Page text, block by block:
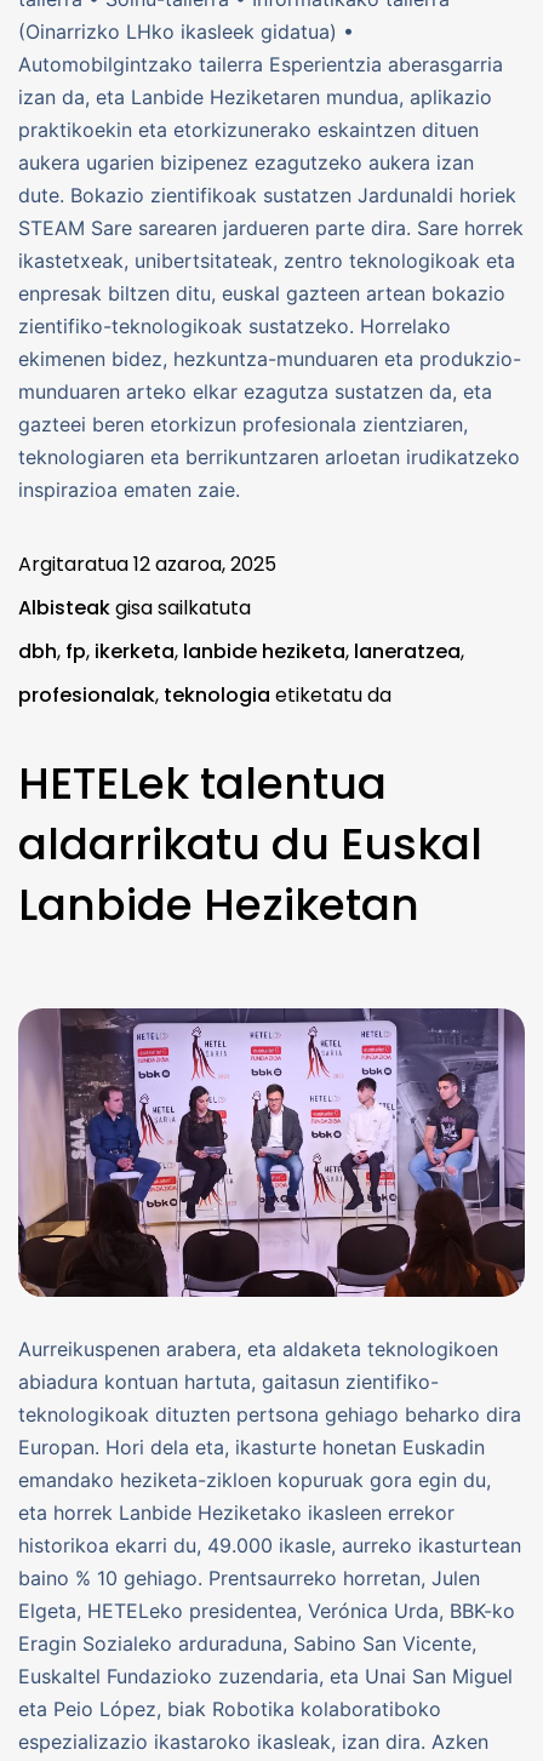
(Oinarrizko LHko ikasleek gidatua) •
Automobilgintzako tailerra Esperientzia aberasgarria
izan da, eta Lanbide Heziketaren mundua, aplikazio
praktikoekin eta etorkizunerako eskaintzen dituen
aukera ugarien bizipenez ezagutzeko aukera izan
dute. Bokazio zientifikoak sustatzen Jardunaldi horiek
STEAM Sare sarearen jardueren parte dira. Sare horrek
ikastetxeak, unibertsitateak, zentro teknologikoak eta
enpresak biltzen ditu, euskal gazteen artean bokazio
zientifiko-teknologikoak sustatzeko. Horrelako
ekimenen bidez, hezkuntza-munduaren eta produkzio-
munduaren arteko elkar ezagutza sustatzen da, eta
gazteei beren etorkizun profesionala zientziaren,
teknologiaren eta berrikuntzaren arloetan irudikatzeko
inspirazioa ematen zaie.
Argitaratua12 azaroa, 2025
Albisteakgisa sailkatuta
dbh, fp, ikerketa, lanbide heziketa, laneratzea,
profesionalak, teknologia etiketatu da
HETELek talentua
aldarrikatu du Euskal
Lanbide Heziketan
Aurreikuspenen arabera, eta aldaketa teknologikoen
abiadura kontuan hartuta, gaitasun zientifiko-
teknologikoak dituzten pertsona gehiago beharko dira
Europan. Hori dela eta, ikasturte honetan Euskadin
emandako heziketa-zikloen kopuruak gora egin du,
eta horrek Lanbide Heziketako ikasleen errekor
historikoa ekarri du, 49.000 ikasle, aurreko ikasturtean
baino % 10 gehiago. Prentsaurreko horretan, Julen
Elgeta, HETELeko presidentea, Verónica Urda, BBK-ko
Eragin Sozialeko arduraduna, Sabino San Vicente,
Euskaltel Fundazioko zuzendaria, eta Unai San Miguel
eta Peio López, biak Robotika kolaboratiboko
espezializazio ikastaroko ikasleak, izan dira. Azken